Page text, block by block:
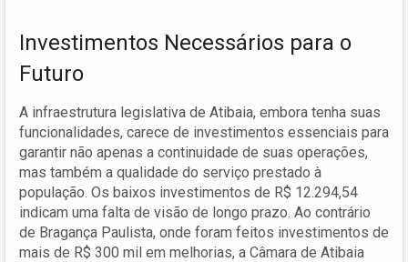
Investimentos Necessários para o
Futuro
A infraestrutura legislativa de Atibaia, embora tenha suas
funcionalidades, carece de investimentos essenciais para
garantir não apenas a continuidade de suas operações,
mas também a qualidade do serviço prestado à
população. Os baixos investimentos de R$ 12.294,54
indicam uma falta de visão de longo prazo. Ao contrário
de Bragança Paulista, onde foram feitos investimentos de
mais de R$ 300 mil em melhorias, a Câmara de Atibaia